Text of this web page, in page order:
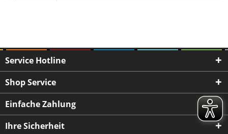
Service Hotline
Shop Service
Einfache Zahlung
Ihre Sicherheit